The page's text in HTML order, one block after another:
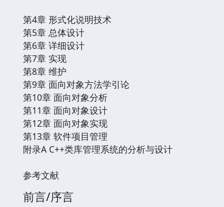
第4章 形式化说明技术
第5章 总体设计
第6章 详细设计
第7章 实现
第8章 维护
第9章 面向对象方法学引论
第10章 面向对象分析
第11章 面向对象设计
第12章 面向对象实现
第13章 软件项目管理
附录A C++类库管理系统的分析与设计
参考文献
前言/序言